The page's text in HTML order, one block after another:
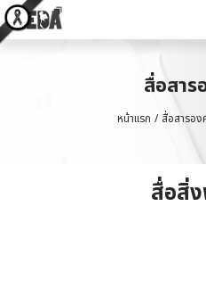
สื่อสาร
หน้าแรก สื่อสารอง
สื่อสิ่